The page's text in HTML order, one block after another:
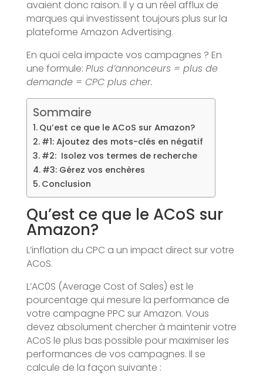
avaient donc raison. Il y a un réel afflux de
marques qui investissent toujours plus sur la
plateforme Amazon Advertising.
En quoi cela impacte vos campagnes ? En
une formule: Plus d’annonceurs = plus de
demande = CPC plus cher.
Sommaire
Qu’est ce que le ACoS sur Amazon?
#1: Ajoutez des mots-clés en négatif
#2: Isolez vos termes de recherche
#3: Gérez vos enchères
Conclusion
Qu’est ce que le ACoS sur
Amazon?
L’inflation du CPC a un impact direct sur votre
ACoS.
L’AC0S (Average Cost of Sales) est le
pourcentage qui mesure la performance de
votre campagne PPC sur Amazon. Vous
devez absolument chercher à maintenir votre
ACoS le plus bas possible pour maximiser les
performances de vos campagnes. Il se
calcule de la façon suivante :